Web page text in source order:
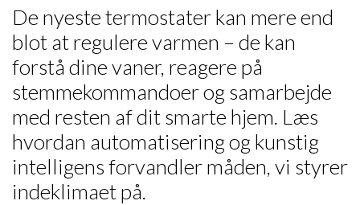
De nyeste termostater kan mere end
blot at regulere varmen – de kan
forstå dine vaner, reagere på
stemmekommandoer og samarbejde
med resten af dit smarte hjem. Læs
hvordan automatisering og kunstig
intelligens forvandler måden, vi styrer
indeklimaet på.